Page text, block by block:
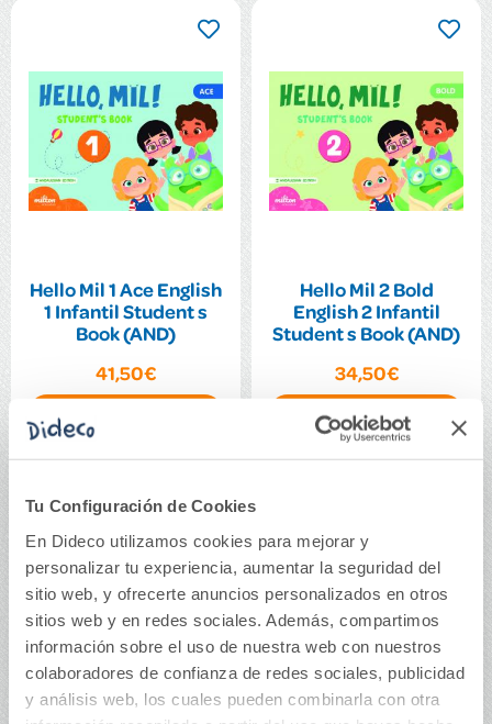
Tu Configuración de Cookies
En Dideco utilizamos cookies para mejorar y
personalizar tu experiencia, aumentar la seguridad del
sitio web, y ofrecerte anuncios personalizados en otros
sitios web y en redes sociales. Además, compartimos
información sobre el uso de nuestra web con nuestros
colaboradores de confianza de redes sociales, publicidad
y análisis web, los cuales pueden combinarla con otra
Hello Mil 1 Ace English
1 Infantil Student s
Book (AND)
41,50€
Hello Mil 2 Bold
English 2 Infantil
Student s Book (AND)
34,50€
Comprar